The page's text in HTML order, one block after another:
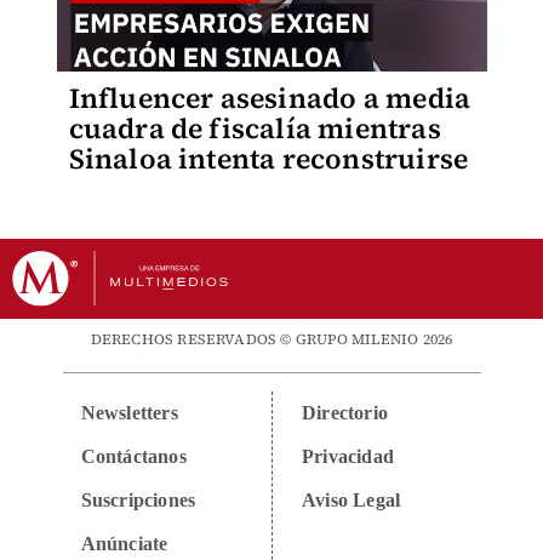
Influencer asesinado a media
cuadra de fiscalía mientras
Sinaloa intenta reconstruirse
DERECHOS RESERVADOS © GRUPO MILENIO 2026
Newsletters
Contáctanos
Suscripciones
Anúnciate
Directorio
Privacidad
Aviso Legal